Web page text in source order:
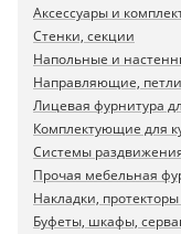
Аксессуары и
Стенки, секции
Напольные и
Направляющие,
Лицевая фурнитура
Комплектующие для
Системы
Прочая мебельная
Накладки,
Буфеты, шкафы,